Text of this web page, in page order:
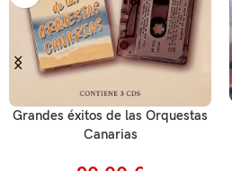
Grandes éxitos de las Orquestas
Canarias